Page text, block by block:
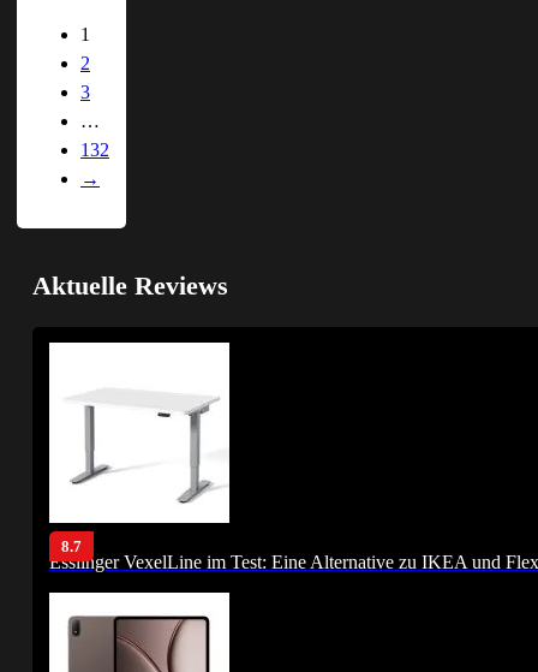
1
2
3
…
132
→
Aktuelle Reviews
8.7
Esslinger VexelLine im Test: Eine Alternative zu IKEA und